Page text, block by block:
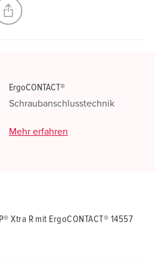
ErgoCONTACT®
Schraubanschlusstechnik
Mehr erfahren
Xtra R mit ErgoCONTACT® 14557